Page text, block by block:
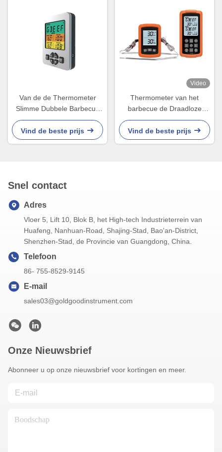
Van de de Thermometer
Slimme Dubbele Barbecue
van het lange afstand de
Draadloze Vlees
Thermometer Oven
Vind de beste prijs
Video
Thermometer van het
barbecue de Draadloze
Vlees met Alarm Controle Bij
lage temperatuur voor Oven
Grill
Vind de beste prijs
Snel contact
Adres
Vloer 5, Lift 10, Blok B, het High-tech Industrieterrein van
Huafeng, Nanhuan-Road, Shajing-Stad, Bao'an-District,
Shenzhen-Stad, de Provincie van Guangdong, China.
Telefoon
86- 755-8529-9145
E-mail
sales03@goldgoodinstrument.com
Onze Nieuwsbrief
Abonneer u op onze nieuwsbrief voor kortingen en meer.